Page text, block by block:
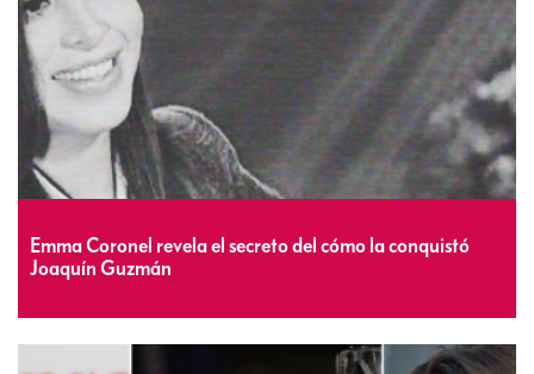
Emma Coronel revela el secreto del cómo la conquistó
Joaquín Guzmán